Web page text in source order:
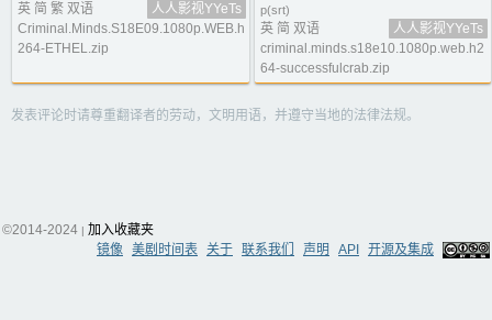
英 简 繁 双语
人人影视YYeTs
Criminal.Minds.S18E09.1080p.WEB.h
264-ETHEL.zip
p(srt)
英 简 双语
人人影视YYeTs
criminal.minds.s18e10.1080p.web.h2
64-successfulcrab.zip
发表评论时请尊重翻译者的劳动，文明用语，并遵守当地的法律法规。
©2014-2024 | 加入收藏夹
镜像 美剧时间表 关于 联系我们 声明 API 开源及集成